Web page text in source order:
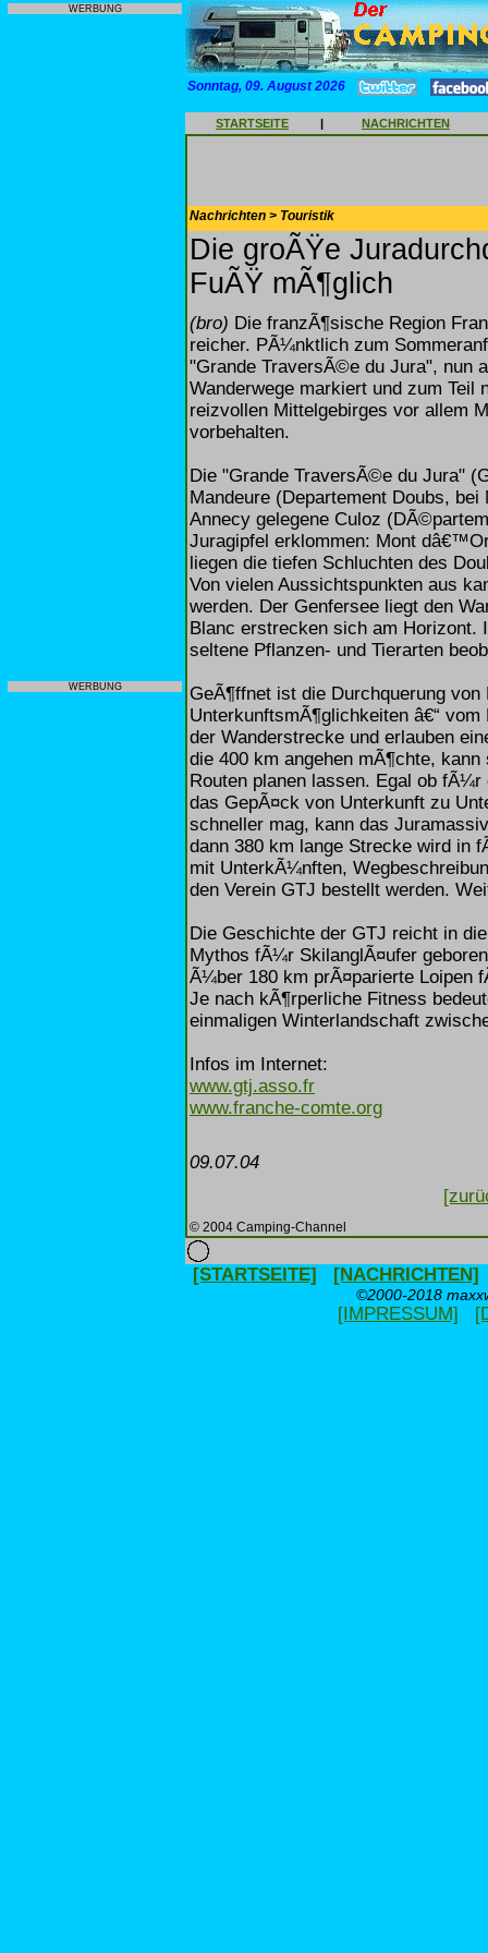
WERBUNG
WERBUNG
Sonntag, 09. August 2026
STARTSEITE | NACHRICHTEN
Nachrichten > Touristik
Die groÃŸe
FuÃŸ mÃ¶glich
(bro) Die franzÃ¶sische Region
reicher. PÃ¼nktlich zum
"Grande TraversÃ©e du Jura", nun
Wanderwege markiert und zum Teil
reizvollen Mittelgebirges vor allem
vorbehalten.
Die "Grande TraversÃ©e du Jura"
Mandeure (Departement Doubs,
Annecy gelegene Culoz
Juragipfel erklommen: Mont
liegen die tiefen Schluchten des
Von vielen Aussichtspunkten aus
werden. Der Genfersee liegt den
Blanc erstrecken sich am Horizont.
seltene Pflanzen- und Tierarten
GeÃ¶ffnet ist die Durchquerung
UnterkunftsmÃ¶glichkeiten â€“
der Wanderstrecke und erlauben
die 400 km angehen mÃ¶chte,
Routen planen lassen. Egal ob
das GepÃ¤ck von Unterkunft zu
schneller mag, kann das
dann 380 km lange Strecke wird in
mit UnterkÃ¼nften,
den Verein GTJ bestellt werden.
Die Geschichte der GTJ reicht in
Mythos fÃ¼r SkilanglÃ¤ufer
Ã¼ber 180 km prÃ¤parierte Loipen
Je nach kÃ¶rperliche Fitness
einmaligen Winterlandschaft
Infos im Internet:
www.gtj.asso.fr
www.franche-comte.org
09.07.04
© 2004 Camping-Channel
[STARTSEITE] [NACHRICHTEN]
©2000-2018
[IMPRESSUM]